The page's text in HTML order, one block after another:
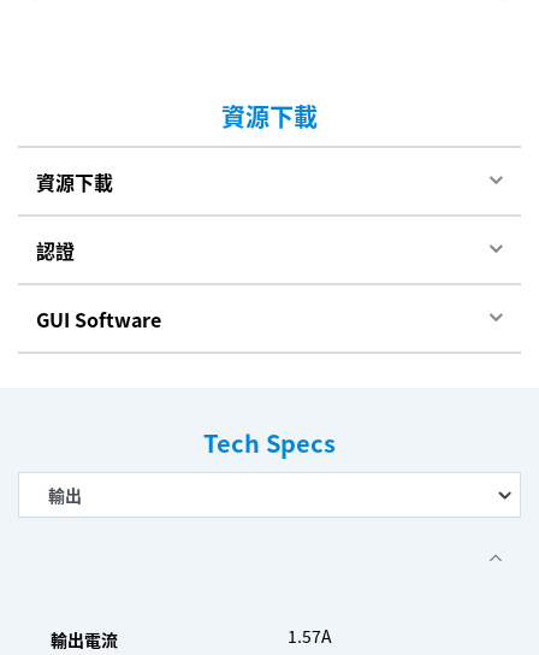
資源下載
資源下載
認證
GUI Software
Tech Specs
輸出電流 1.57A